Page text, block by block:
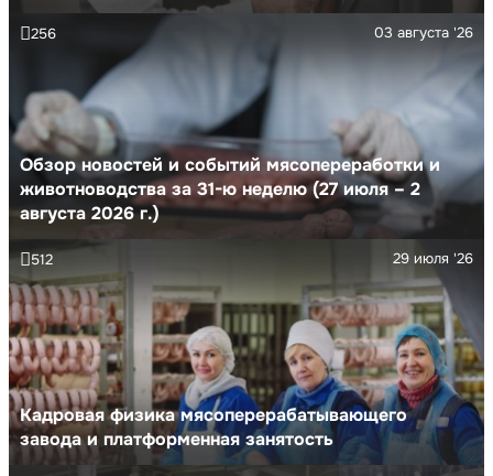
Обзор новостей и событий мясопереработки и
животноводства за 31-ю неделю (27 июля – 2
августа 2026 г.)
03 августа '26
256
Кадровая физика мясоперерабатывающего
завода и платформенная занятость
29 июля '26
512